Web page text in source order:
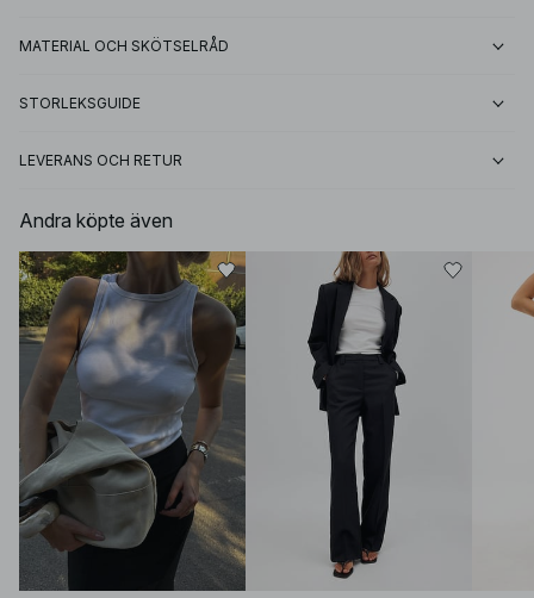
MATERIAL OCH SKÖTSELRÅD
STORLEKSGUIDE
LEVERANS OCH RETUR
Andra köpte även